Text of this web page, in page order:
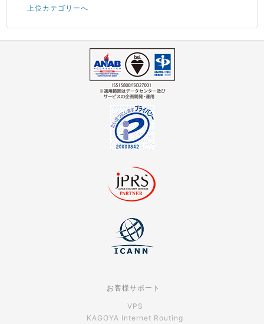
上位カテゴリーへ
お客様サポート
VPS
KAGOYA Internet Routing